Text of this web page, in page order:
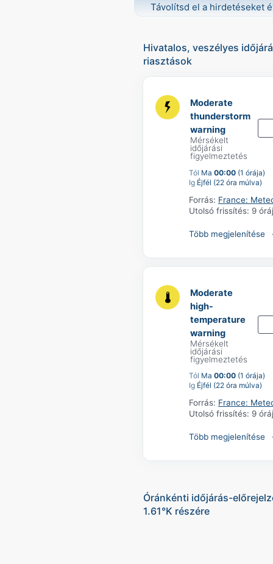
Távolítsd el a hirdetéseket
Hivatalos, veszélyes
riasztások
Moderate
thunderstorm
warning
Mérsékelt
időjárási
figyelmeztetés
Tól Ma 00:00 (1 órája)
Ig Éjfél (22 óra múlva)
Forrás: France:
Utolsó frissítés: 9
Több megjelenítése
Moderate
high-
temperature
warning
Mérsékelt
időjárási
figyelmeztetés
Tól Ma 00:00 (1 órája)
Ig Éjfél (22 óra múlva)
Forrás: France:
Utolsó frissítés: 9
Több megjelenítése
Óránkénti időjárás-
1.61°K részére